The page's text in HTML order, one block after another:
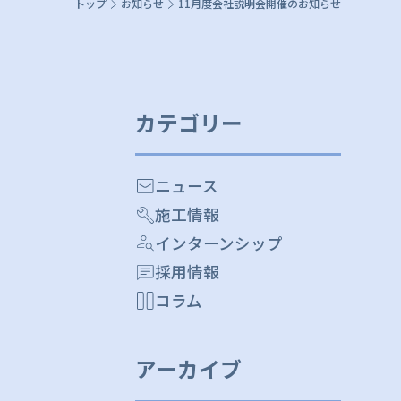
カテゴリー
ニュース
施工情報
インターンシップ
採用情報
コラム
アーカイブ